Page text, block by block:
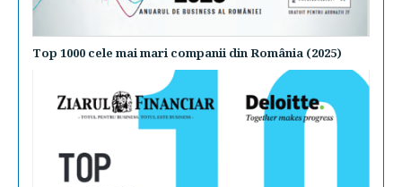
Top 1000 cele mai mari companii din România (2025)